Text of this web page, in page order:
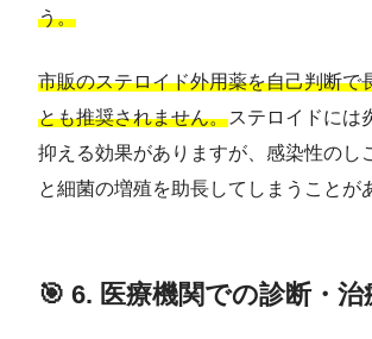
う。
市販のステロイド外用薬を自己判断で
とも推奨されません。ステロイドには
抑える効果がありますが、感染性のし
と細菌の増殖を助長してしまうことが
🎯 6. 医療機関での診断・